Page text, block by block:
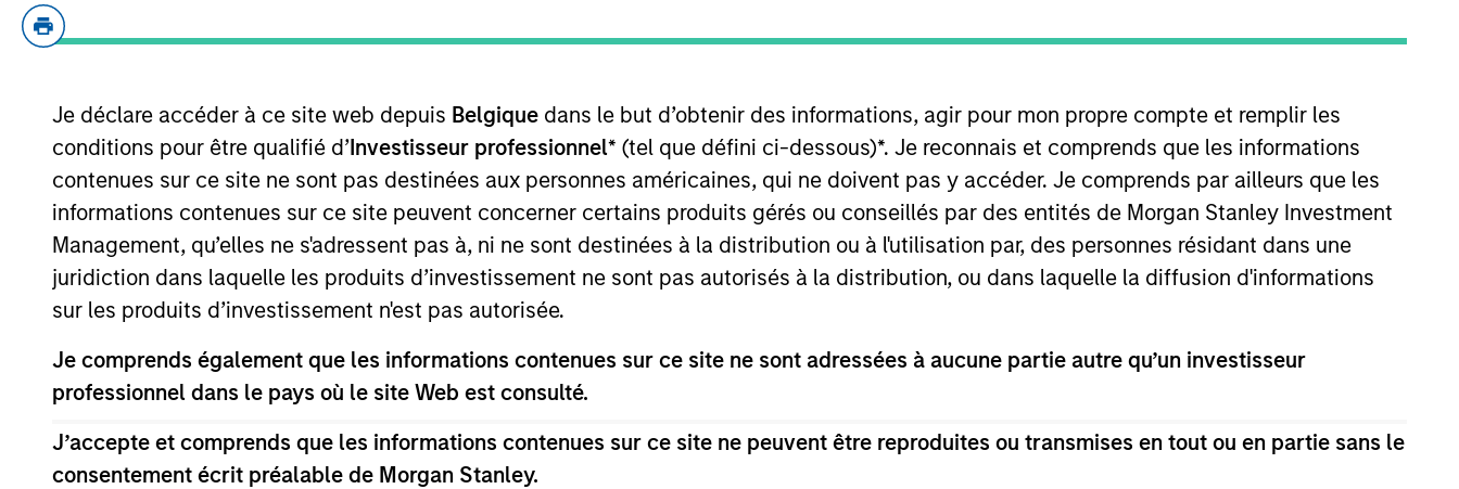
Je déclare accéder à ce site web depuis Belgique dans le but d’obtenir des informations, agir pour mon propre compte et remplir les
conditions pour être qualifié d’Investisseur professionnel* (tel que défini ci-dessous)*. Je reconnais et comprends que les informations
contenues sur ce site ne sont pas destinées aux personnes américaines, qui ne doivent pas y accéder. Je comprends par ailleurs que les
informations contenues sur ce site peuvent concerner certains produits gérés ou conseillés par des entités de Morgan Stanley Investment
Management, qu’elles ne s'adressent pas à, ni ne sont destinées à la distribution ou à l'utilisation par, des personnes résidant dans une
juridiction dans laquelle les produits d’investissement ne sont pas autorisés à la distribution, ou dans laquelle la diffusion d'informations
sur les produits d’investissement n'est pas autorisée.
Je comprends également que les informations contenues sur ce site ne sont adressées à aucune partie autre qu’un investisseur
professionnel dans le pays où le site Web est consulté.
J’accepte et comprends que les informations contenues sur ce site ne peuvent être reproduites ou transmises en tout ou en partie sans le
consentement écrit préalable de Morgan Stanley.
Team Insights
Equity Market Monitor – Q2
Why Quality Stocks Still